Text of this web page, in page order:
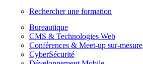
Rechercher une formation
Bureautique
CMS & Technologies Web
Conférences & Meet-up sur-mesure
CyberSécurité